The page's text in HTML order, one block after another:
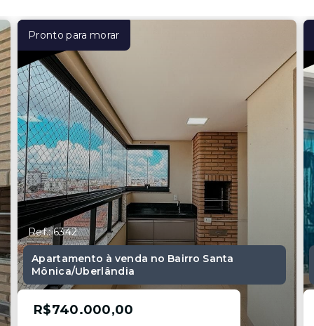
Pronto para morar
Ref.: 6342
Apartamento à venda no Bairro Santa
Mônica/Uberlândia
R$740.000,00